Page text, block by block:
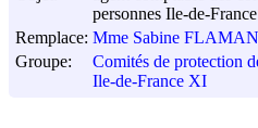
personnes Ile-de-
Remplace: Mme Sabine
Groupe:
Comités de protection
Ile-de-France XI